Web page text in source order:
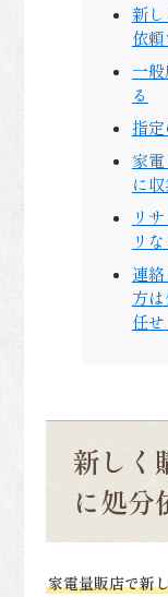
新
依頼
一
る
指
家
に
リ
リ
連
方
任
新しく
に処分
家電量販店で新